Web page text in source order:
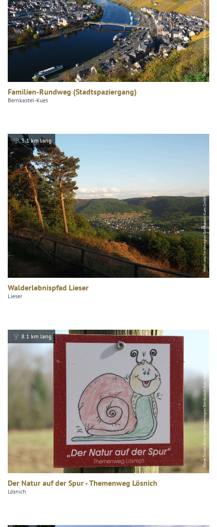
Wein-und Ferienregion Bernkastel-Kues GmbH
Familien-Rundweg (Stadtspaziergang)
Bernkastel-Kues
Wein-und Ferienregion Bernkastel-Kues GmbH
3.1 km lang
Walderlebnispfad Lieser
Lieser
Diane Simon, Wein- und Ferienregion Bernkastel-Kues GmbH
8.1 km lang
Der Natur auf der Spur - Themenweg Lösnich
Lösnich